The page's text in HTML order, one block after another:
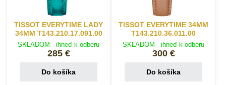
TISSOT EVERYTIME LADY
34MM T143.210.17.091.00
SKLADOM - ihneď k odberu
285 €
Do košíka
TISSOT EVERYTIME 34MM
T143.210.36.011.00
SKLADOM - ihneď k odberu
300 €
Do košíka